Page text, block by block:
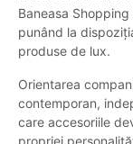
Baneasa
punând la
produse de lux.
Orientarea
contemporan,
care accesoriile
propriei